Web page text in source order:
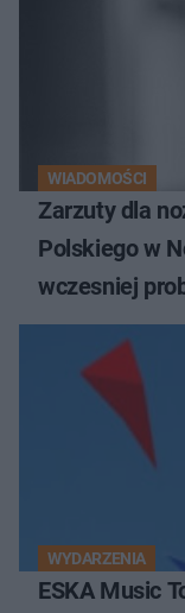
WIADOMOŚCI
Zarzuty dla
Polskiego w
wczesniej
WYDARZENIA
ESKA Music